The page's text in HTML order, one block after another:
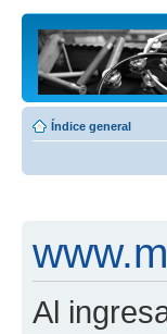
Índice general
Al